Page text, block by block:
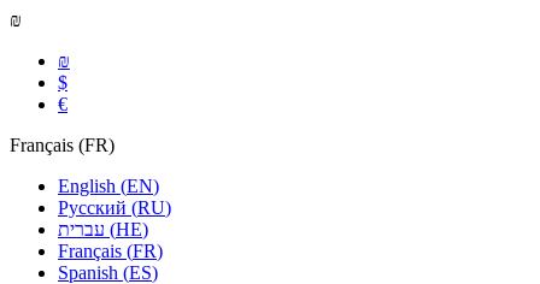
₪
₪
$
€
Français (FR)
English (EN)
Русский (RU)
(HE)
Français (FR)
Spanish (ES)